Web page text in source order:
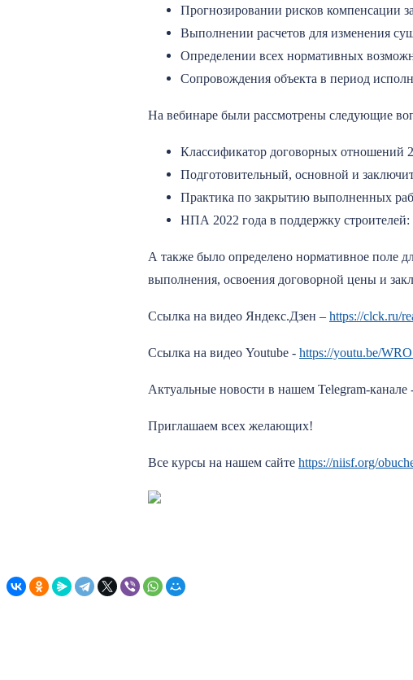
Прогнозировании рисков компенсации
Выполнении расчетов для изменения
Определении всех нормативных
Сопровождения объекта в период
На вебинаре были рассмотрены следующие
Классификатор договорных отношений
Подготовительный, основной и
Практика по закрытию выполненных
НПА 2022 года в поддержку строителей:
А также было определено нормативное
выполнения, освоения договорной цены и
Ссылка на видео Яндекс.Дзен – https://clck.ru/
Ссылка на видео Youtube - https://youtu.be/
Актуальные новости в нашем Telegram-канале
Приглашаем всех желающих!
Все курсы на нашем сайте https://niisf.org/